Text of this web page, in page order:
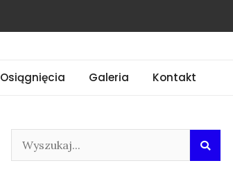
Osiągnięcia Galeria Kontakt